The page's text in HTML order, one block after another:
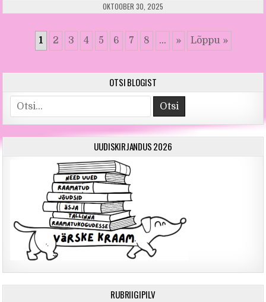
PUBLISHED DATE:
OKTOOBER 30, 2025
1 2 3 4 5 6 7 8 ... » Lõppu »
OTSI BLOGIST
Otsi
UUDISKIRJANDUS 2026
RUBRIIGIPILV